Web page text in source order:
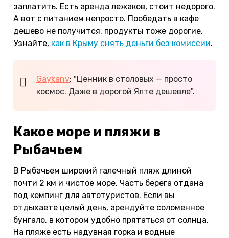
заплатить. Есть аренда лежаков, стоит недорого.
А вот с питанием непросто. Пообедать в кафе
дешево не получится, продукты тоже дорогие.
Узнайте, как в Крыму снять деньги без комиссии.
Gaykanv: "Ценник в столовых — просто
космос. Даже в дорогой Ялте дешевле".
Какое море и пляжи в
Рыбачьем
В Рыбачьем широкий галечный пляж длиной
почти 2 км и чистое море. Часть берега отдана
под кемпинг для автотуристов. Если вы
отдыхаете целый день, арендуйте соломенное
бунгало, в котором удобно прятаться от солнца.
На пляже есть надувная горка и водные